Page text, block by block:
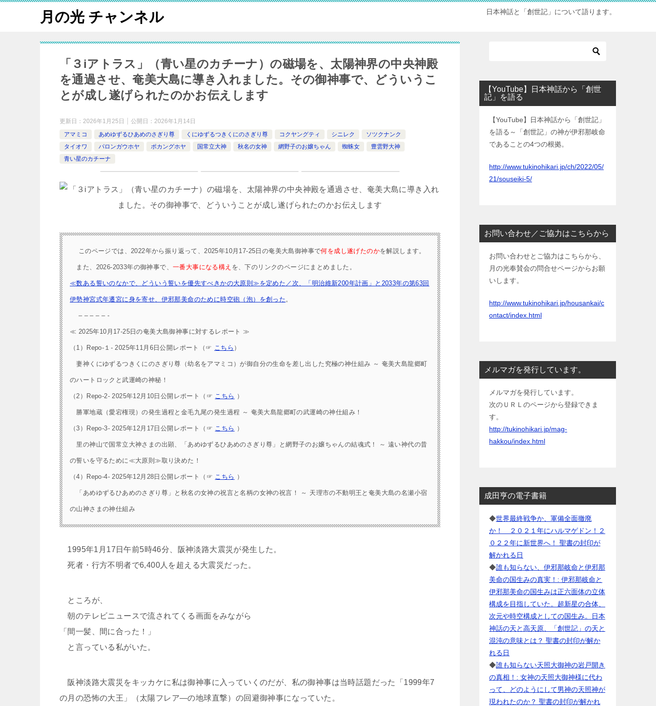
月の光 チャンネル 日本神話と「創世記」について語ります。
「３iアトラス」（青い星のカチーナ）の磁場を、太陽神界の中央神殿
を通過させ、奄美大島に導き入れました。その御神事で、どういうこ
とが成し遂げられたのかお伝えします
更新日： 2026年1月25日 公開日： 2026年1月14日
アマミコ
あめゆずるひあめのさぎり尊 くにゆずるつきくにのさぎり尊 コクヤングティ シニレク
ソツクナンク
タイオワ
パロンガウホヤ ポカングホヤ 国常立大神 秋名の女神 網野子のお嬢ちゃん 蜘蛛女
豊雲野大神
青い星のカチーナ
このページでは、2022年から振り返って、2025年10月17-25日の奄美大島御神事で何を成し遂げたのかを解説します。
また、2026-2033年の御神事で、 一番大事になる構え を、下のリンクのページにまとめました。
≪数ある誓いのなかで、どういう誓いを優先すべきかの大原則≫を定めた／次、「明治維新200年計画」と2033年の第63回
伊勢神宮式年遷宮に身を寄せ、伊邪那美命のために時空砲（泡）を創った。
– – – – – -
≪ 2025年10月17-25日の奄美大島御神事に対するレポート ≫
（1）Repo-１- 2025年11月6日公開レポート（☞ こちら ）
妻神くにゆずるつきくにのさぎり尊（幼名をアマミコ）が御自分の生命を差し出した究極の神仕組み ～ 奄美大島龍郷町
のハートロックと武運崎の神秘！
（2）Repo-2- 2025年12月10日公開レポート（☞ こちら ）
勝軍地蔵（愛宕権現）の発生過程と金毛九尾の発生過程 ～ 奄美大島龍郷町の武運崎の神仕組み！
（3）Repo-3- 2025年12月17日公開レポート（☞ こちら ）
里の神山で国常立大神さまの出顕、「あめゆずるひあめのさぎり尊」と網野子のお嬢ちゃんの結魂式！ ～ 遠い神代の昔
の誓いを守るために≪大原則≫取り決めた！
（4）Repo-4- 2025年12月28日公開レポート（☞ こちら ）
「あめゆずるひあめのさぎり尊」と秋名の女神の祝言と名柄の女神の祝言！ ～ 天理市の不動明王と奄美大島の名瀬小宿
の山神さまの神仕組み
1995年1月17日午前5時46分、阪神淡路大震災が発生した。
死者・行方不明者で6,400人を超える大震災だった。
ところが、
朝のテレビニュースで流されてくる画面をみながら
「間一髪、間に合った！」
と言っている私がいた。
阪神淡路大震災をキッカケに私は御神事に入っていくのだが、私の御神事は当時話題だった「1999年7
の月の恐怖の大王」（太陽フレア―の地球直撃）の回避御神事になっていた。
【YouTube】日本神話から「創世
記」を語る
【YouTube】日本神話から「創世記」
を語る～「創世記」の神が伊邪那岐命
であることの4つの根拠。
http://www.tukinohikari.jp/ch/2022/05/
21/souseiki-5/
お問い合わせ／ご協力はこちらから
お問い合わせとご協力はこちらから、
月の光奉賛会の問合せページからお願
いします。
http://www.tukinohikari.jp/housankai/c
ontact/index.html
メルマガを発行しています。
メルマガを発行しています。
次のＵＲＬのページから登録できま
す。
http://tukinohikari.jp/mag-
hakkou/index.html
成田亨の電子書籍
◆世界最終戦争か、軍備全面撤廃
か！ ２０２１年にハルマゲドン！２
０２２年に新世界へ！ 聖書の封印が
解かれる日
◆誰も知らない、伊邪那岐命と伊邪那
美命の国生みの真実！: 伊邪那岐命と
伊邪那美命の国生みは正六面体の立体
構成を目指していた。超新星の合体、
次元や時空構成としての国生み。日本
神話の天と高天原、「創世記」の天と
混沌の意味とは？ 聖書の封印が解か
れる日
◆誰も知らない天照大御神の岩戸開き
の真相！: 女神の天照大御神様に代わ
って、どのようにして男神の天照神が
現われたのか？ 聖書の封印が解かれ